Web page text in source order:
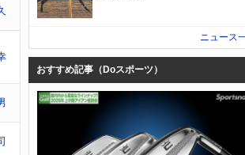
ニュース
おすすめ記事（Doスポーツ）